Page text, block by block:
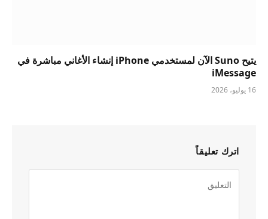
يتيح Suno الآن لمستخدمي iPhone إنشاء الأغاني مباشرة في
iMessage
16 يوليو، 2026
اترك تعليقاً